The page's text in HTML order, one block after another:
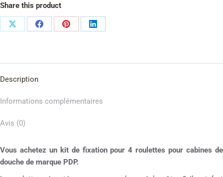
Share this product
Description
Informations complémentaires
Avis (0)
Vous achetez un kit de fixation pour 4 roulettes pour cabines de
douche de marque PDP.